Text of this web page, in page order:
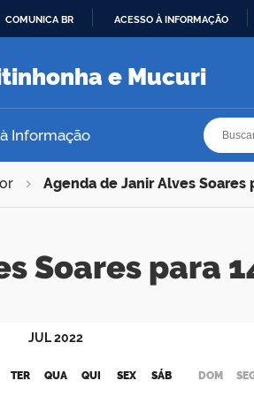
O
COMUNICA BR ACESSO À INFORMAÇÃO
e Mucuri
Informação
Agenda de Janir Alves
Soares para
JUL 2022
TER QUA QUI SEX SÁB DOM